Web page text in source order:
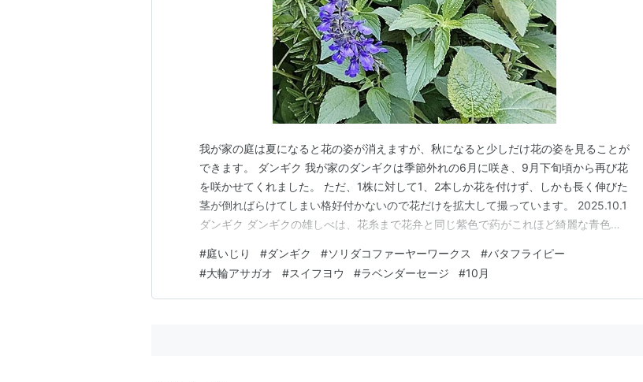
我が家の庭は夏になると花の姿が消えますが、秋になると少しだけ花の姿を見ることが
できます。 ダンギク 我が家のダンギクは季節外れの6月に咲き、9月下旬頃から再び花
を咲かせてくれました。 ただ、1株に対して1、2本しか花を付けず、しかも長く伸びた
茎が倒ればらけてしまい格好付かないので花だけを拡大して撮っています。 2025.10.1
ダンギク ダンギクの雄しべは、花糸まで花弁と同じ紫色で葯がこれほど綺麗な青色を
たソリダコ・ファイヤーワークスの花が、綺麗に咲き揃ったのは10月上旬頃だと思い
ます。 2025.10.3 ソリ…
#庭いじり #ダンギク #ソリダコファーヤーワークス #バタフライピー
#大輪アサガオ #スイフヨウ #ラベンダーセージ #10月